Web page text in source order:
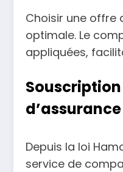
Choisir une offre
optimale. Le
appliquées,
d’assurance
Depuis la loi
service de